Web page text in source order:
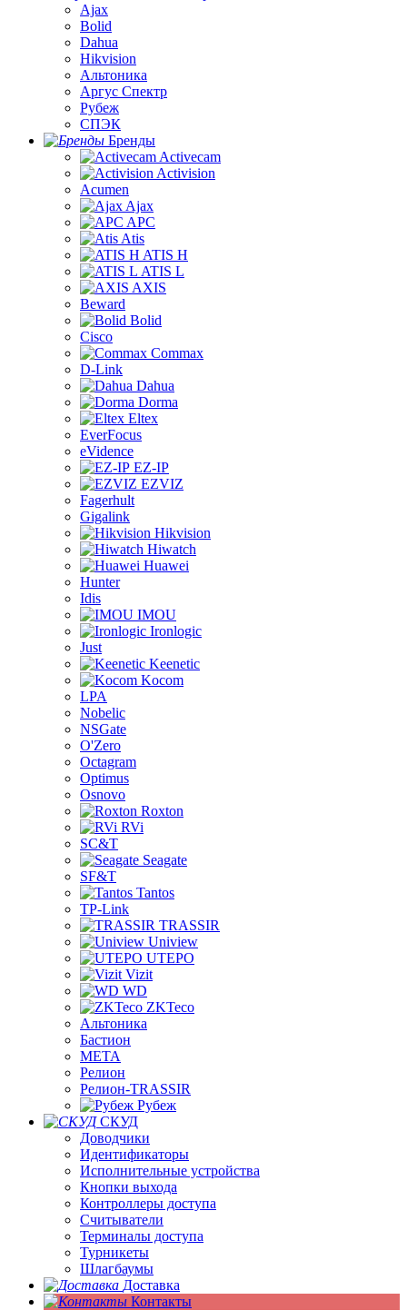
Ajax
Bolid
Dahua
Hikvision
Альтоника
Аргус Спектр
Рубеж
СПЭК
Бренды
Activecam
Activision
Acumen
Ajax
APC
Atis
ATIS H
ATIS L
AXIS
Beward
Bolid
Cisco
Commax
D-Link
Dahua
Dorma
Eltex
EverFocus
eVidence
EZ-IP
EZVIZ
Fagerhult
Gigalink
Hikvision
Hiwatch
Huawei
Hunter
Idis
IMOU
Ironlogic
Just
Keenetic
Kocom
LPA
Nobelic
NSGate
O'Zero
Octagram
Optimus
Osnovo
Roxton
RVi
SC&T
Seagate
SF&T
Tantos
TP-Link
TRASSIR
Uniview
UTEPO
Vizit
WD
ZKTeco
Альтоника
Бастион
МЕТА
Релион
Релион-TRASSIR
Рубеж
СКУД
Доводчики
Идентификаторы
Исполнительные устройства
Кнопки выхода
Контроллеры доступа
Считыватели
Терминалы доступа
Турникеты
Шлагбаумы
Доставка
Контакты